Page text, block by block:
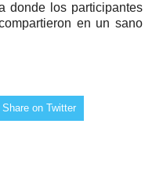
donde los participantes
en un sano
Share on Twitter